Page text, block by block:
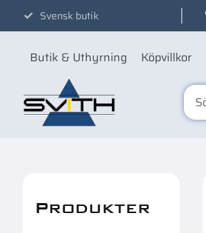
Svensk butik
Butik & Uthyrning Köpvillkor
Produkter